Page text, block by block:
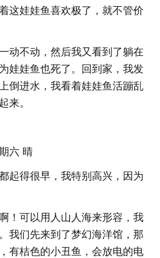
这娃娃鱼喜欢极了，就不管价
动不动，然后我又看到了躺在
娃娃鱼也死了。回到家，我发
倒进水，我看着娃娃鱼活蹦乱
来。
六 晴
起得很早，我特别高兴，因为
！可以用人山人海来形容，我
我们先来到了梦幻海洋馆，那
有桔色的小丑鱼，会放电的电